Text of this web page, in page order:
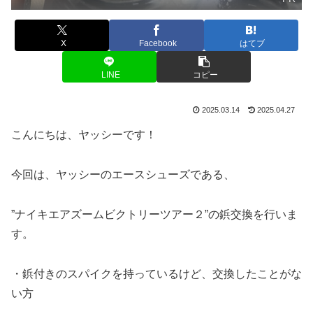
X Facebook はてブ
LINE コピー
2025.03.14 2025.04.27
こんにちは、ヤッシーです！
今回は、ヤッシーのエースシューズである、
”ナイキエアズームビクトリーツアー２”の鋲交換を行いま
す。
・鋲付きのスパイクを持っているけど、交換したことがな
い方